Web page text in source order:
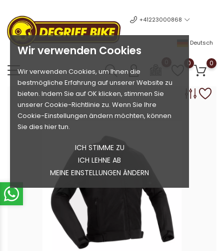
Wir verwenden Cookies
Wir verwenden Cookies, um Ihnen die
bestmögliche Erfahrung auf unserer Website zu
bieten. Indem Sie auf OK klicken, stimmen Sie
unserer Cookie-Richtlinie zu. Wenn Sie Ihre
Cookie-Einstellungen ändern möchten, können
Sie dies hier tun.
ICH STIMME ZU
ICH LEHNE AB
MEINE EINSTELLUNGEN ÄNDERN
+41223000868
Deutsch
0 0